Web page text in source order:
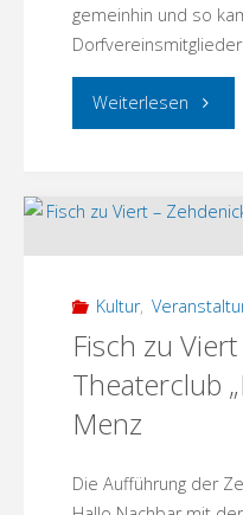
gemeinhin und so
Weiterlesen
mit
der
Kultur,
Fisch zu
Theaterclub
Menz
Die Aufführung der